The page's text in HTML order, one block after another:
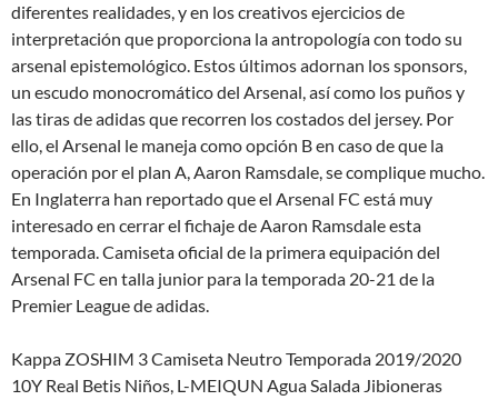
diferentes realidades, y en los creativos ejercicios de
interpretación que proporciona la antropología con todo su
arsenal epistemológico. Estos últimos adornan los sponsors,
un escudo monocromático del Arsenal, así como los puños y
las tiras de adidas que recorren los costados del jersey. Por
ello, el Arsenal le maneja como opción B en caso de que la
operación por el plan A, Aaron Ramsdale, se complique mucho.
En Inglaterra han reportado que el Arsenal FC está muy
interesado en cerrar el fichaje de Aaron Ramsdale esta
temporada. Camiseta oficial de la primera equipación del
Arsenal FC en talla junior para la temporada 20-21 de la
Premier League de adidas.
Kappa ZOSHIM 3 Camiseta Neutro Temporada 2019/2020
10Y Real Betis Niños, L-MEIQUN Agua Salada Jibioneras